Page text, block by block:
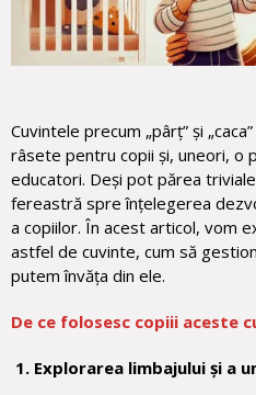
Cuvintele precum „pârț” și
râsete pentru copii și, uneori, o
educatori. Deși pot părea
fereastră spre înțelegerea
a copiilor. În acest articol, vom
astfel de cuvinte, cum să
putem învăța din ele.
De ce folosesc copiii aceste
1. Explorarea limbajului și a